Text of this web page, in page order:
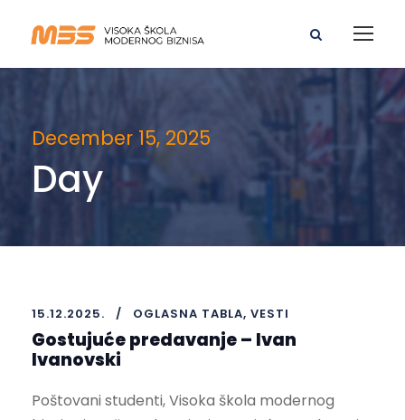
December 15, 2025
Day
15.12.2025. OGLASNA TABLA, VESTI
Gostujuće predavanje – Ivan
Ivanovski
Poštovani studenti, Visoka škola modernog